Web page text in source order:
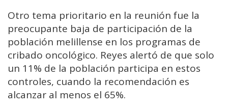
Otro tema prioritario en la reunión fue la
preocupante baja de participación de la
población melillense en los programas de
cribado oncológico. Reyes alertó de que solo
un 11% de la población participa en estos
controles, cuando la recomendación es
alcanzar al menos el 65%.